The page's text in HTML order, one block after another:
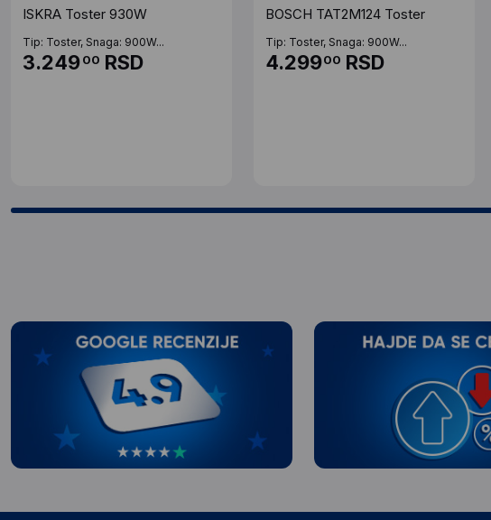
ISKRA Toster 930W
Tip: Toster, Snaga: 900W...
3.24900 RSD
BOSCH TAT2M124 Toster
Tip: Toster, Snaga: 900W...
4.29900 RSD